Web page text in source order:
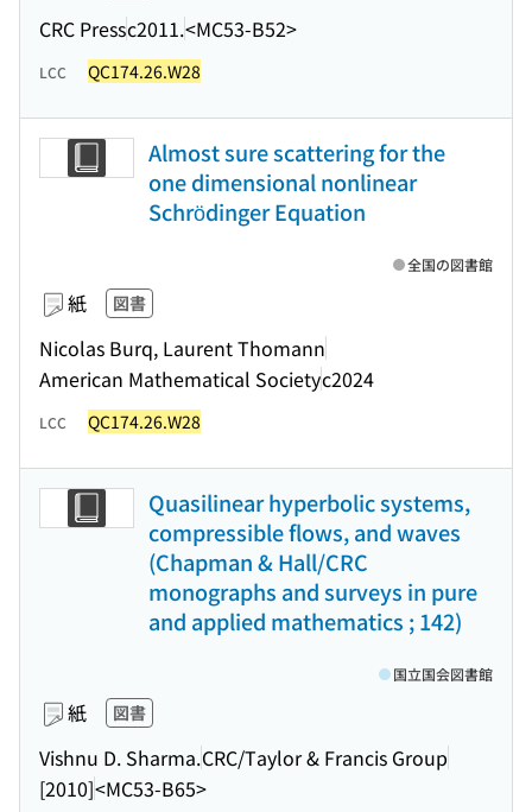
CRC Pressc2011.<MC53-B52>
LCC QC174.26.W28
Almost sure scattering for the
one dimensional nonlinear
Schrödinger Equation
紙 図書
Nicolas Burq, Laurent Thomann
American Mathematical Societyc2024
全国の図書館
LCC QC174.26.W28
Quasilinear hyperbolic systems,
compressible flows, and waves
(Chapman & Hall/CRC
monographs and surveys in pure
and applied mathematics ; 142)
紙 図書
Vishnu D. Sharma.CRC/Taylor & Francis Group
[2010]<MC53-B65>
国立国会図書館